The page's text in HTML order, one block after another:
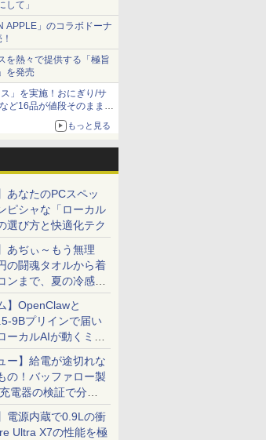
て」
APPLE」のコラボドーナ
を熱々で提供する「極旨
を発売
」を実施！おにぎり/サ
ど16品が値段そのままで
もっと見る
あなたのPCスペッ
ピシャな「ローカル
選び方と快適化テク
あぢぃ～もう無理
の闘魂タオルから着
ンまで、夏の冷感グ
紹介
】OpenClawと
9Bプリインで届い
ーカルAIが動くミニ
Pro」
ー】給電が途切れな
の！バッファロー製
電器の検証で分か
電源内蔵で0.9Lの衝
Ultra X7の性能を極
office付
コン
i5 東
G83
載 モバ
インチ
ーLED液
【展示品】 Microsoft
マイクロソフト
13.0インチ /
ーボード スリム ペン
付き/ Office付き/ サフ
ァイア
Acer モニター 23.8インチ フルHD 非
光沢 IPS 120Hz 1ms(VRB) sRGB 99%
15ピン スピーカー・ヘッドフォン端子
ろ日和
籍】[ 清
＼当店限定！／お買い
ものパンダバージョン
カレンダー 20272027